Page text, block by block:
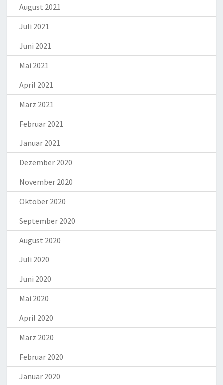
August 2021
Juli 2021
Juni 2021
Mai 2021
April 2021
März 2021
Februar 2021
Januar 2021
Dezember 2020
November 2020
Oktober 2020
September 2020
August 2020
Juli 2020
Juni 2020
Mai 2020
April 2020
März 2020
Februar 2020
Januar 2020